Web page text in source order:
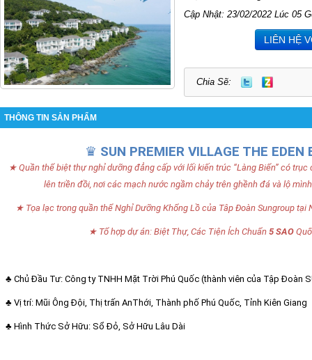
Cập Nhật: 23/02/2022 Lúc 05
LIÊN HỆ
Chia Sẽ:
THÔNG TIN SẢN PHẨM
♛ SUN PREMIER VILLAGE THE EDEN
★ Quần thể biệt thự nghỉ dưỡng đẳng cấp với lối kiến trúc “Làng Biển” có trục
lên triền đồi, nơi các mạch nước ngầm chảy trên ghềnh đá và lộ
★ Tọa lạc trong quần thể Nghỉ Dưỡng Khổng Lồ của Tâp Đoàn Sungroup
★ Tổ hợp dự án: Biệt Thự, Các Tiện Ích Chuẩn 5 SAO
♣ Chủ Đầu Tư: Công ty TNHH Mặt Trời Phú Quốc (thành viên của Tập Đoàn
♣ Vị trí: Mũi Ông Đội, Thị trấn AnThới, Thành phố Phú Quốc, Tỉnh Kiên Giang
♣ Hình Thức Sở Hữu: Sổ Đỏ, Sở Hữu Lâu Dài